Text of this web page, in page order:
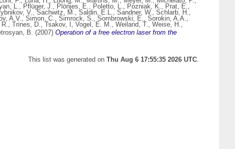
L., Pflüger, J., Plönjes, E., Poletto, L., Pozniak, K., Prat, E.,
V.,Sachwitz, M., Saldin, E.L., Sandner, W., Schlarb, H.,
A.V., Simon, C., Simrock, S., Sombrowski, E., Sorokin, A.A.,
, Trines, D., Tsakov, I , Vogel, E. M., Weiland, T., Weise, H.,
B. (2007) Operation of a free electron laser from the
This list was generated on Thu Aug 6 17:55:35 2026 UTC.